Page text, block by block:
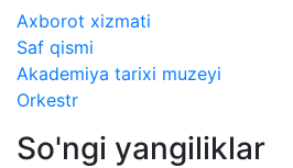
Axborot xizmati
Saf qismi
Akademiya tarixi muzeyi
Orkestr
So'ngi yangiliklar